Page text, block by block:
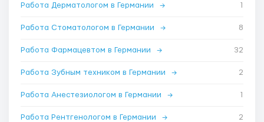
Работа Дерматологом в Германии → 1
Работа Стоматологом в Германии → 8
Работа Фармацевтом в Германии → 32
Работа Зубным техником в Германии → 2
Работа Анестезиологом в Германии → 1
Работа Рентгенологом в Германии → 2